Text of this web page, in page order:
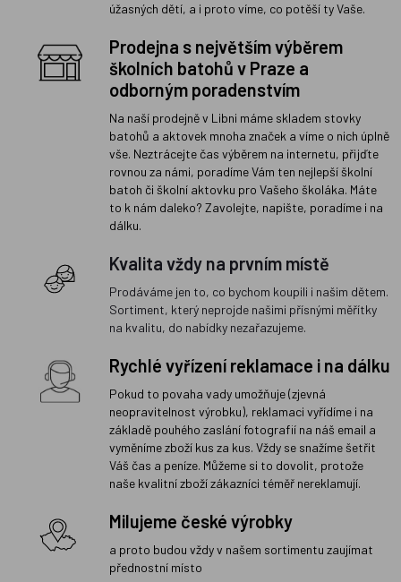
úžasných dětí, a i proto víme, co potěší ty Vaše.
Prodejna s největším výběrem
školních batohů v Praze a
odborným poradenstvím
Na naší prodejně v Libni máme skladem stovky
batohů a aktovek mnoha značek a víme o nich úplně
vše. Neztrácejte čas výběrem na internetu, přijďte
rovnou za námi, poradíme Vám ten nejlepší školní
batoh či školní aktovku pro Vašeho školáka. Máte
to k nám daleko? Zavolejte, napište, poradíme i na
dálku.
Kvalita vždy na prvním místě
Prodáváme jen to, co bychom koupili i našim dětem.
Sortiment, který neprojde našimi přísnými měřítky
na kvalitu, do nabídky nezařazujeme.
Rychlé vyřízení reklamace i na dálku
Pokud to povaha vady umožňuje (zjevná
neopravitelnost výrobku), reklamaci vyřídíme i na
základě pouhého zaslání fotografií na náš email a
vyměníme zboží kus za kus. Vždy se snažíme šetřit
Váš čas a peníze. Můžeme si to dovolit, protože
naše kvalitní zboží zákazníci téměř nereklamují.
Milujeme české výrobky
a proto budou vždy v našem sortimentu zaujímat
přednostní místo